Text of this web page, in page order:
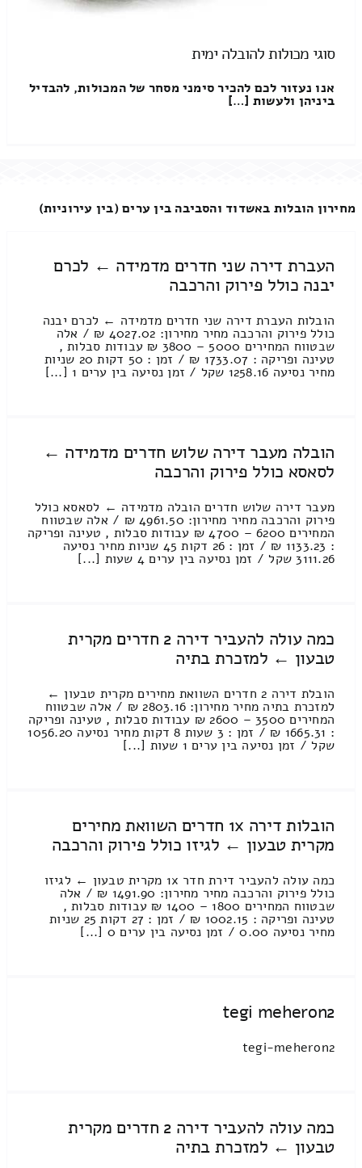
סוגי מכולות להובלה ימית
אנו נעזור לכם להכיר סימני מסחר של המכולות, להבדיל
ביניהן ולעשות […]
מחירון הובלות באשדוד והסביבה בין ערים (בין עירוניות)
העברת דירה שני חדרים מדמידה ← לכרם
יבנה כולל פירוק והרכבה
הובלות העברת דירה שני חדרים מדמידה ← לכרם יבנה
כולל פירוק והרכבה מחיר מחירון: 4027.02 ₪ / אלה
שבטווח המחירים 5000 – 3800 ₪ עבודות סבלות ,
טעינה ופריקה : 1733.07 ₪ / זמן : 50 דקות 20 שניות
מחיר נסיעה 1258.16 שקל / זמן נסיעה בין ערים 1 [...]
הובלה מעבר דירה שלוש חדרים מדמידה ←
לסאסא כולל פירוק והרכבה
מעבר דירה שלוש חדרים הובלה מדמידה ← לסאסא כולל
פירוק והרכבה מחיר מחירון: 4961.50 ₪ / אלה שבטווח
המחירים 6200 – 4700 ₪ עבודות סבלות , טעינה ופריקה
: 1133.23 ₪ / זמן : 26 דקות 45 שניות מחיר נסיעה
3111.26 שקל / זמן נסיעה בין ערים 4 שעות [...]
כמה עולה להעביר דירה 2 חדרים מקרית
טבעון ← למזכרת בתיה
הובלת דירה 2 חדרים השוואת מחירים מקרית טבעון ←
למזכרת בתיה מחיר מחירון: 2803.16 ₪ / אלה שבטווח
המחירים 3500 – 2600 ₪ עבודות סבלות , טעינה ופריקה
: 1665.31 ₪ / זמן : 3 שעות 8 דקות מחיר נסיעה 1056.20
שקל / זמן נסיעה בין ערים 1 שעות [...]
הובלות דירה 1x חדרים השוואת מחירים
מקרית טבעון ← לגיזו כולל פירוק והרכבה
כמה עולה להעביר דירת חדר 1x מקרית טבעון ← לגיזו
כולל פירוק והרכבה מחיר מחירון: 1491.90 ₪ / אלה
שבטווח המחירים 1800 – 1400 ₪ עבודות סבלות ,
טעינה ופריקה : 1002.15 ₪ / זמן : 27 דקות 25 שניות
מחיר נסיעה 0.00 / זמן נסיעה בין ערים 0 [...]
tegi meheron2
tegi-meheron2
כמה עולה להעביר דירה 2 חדרים מקרית
טבעון ← למזכרת בתיה